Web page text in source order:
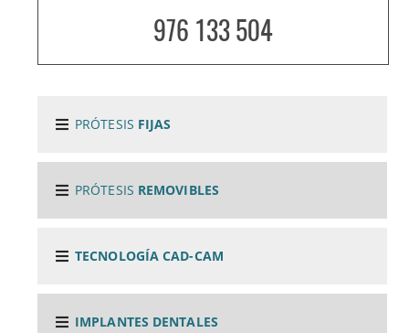
976 133 504
PRÓTESIS FIJAS
PRÓTESIS REMOVIBLES
TECNOLOGÍA CAD-CAM
IMPLANTES DENTALES